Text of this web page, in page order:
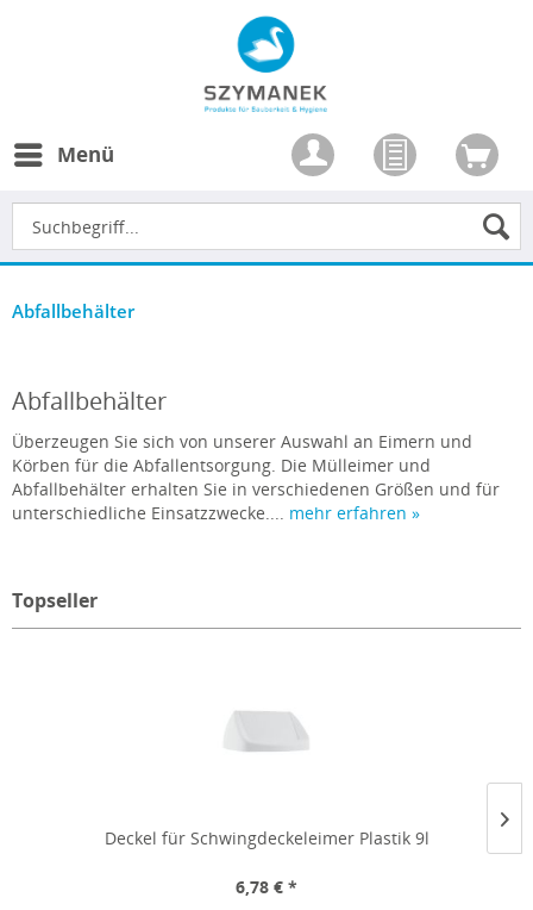
Menü
Abfallbehälter
Abfallbehälter
Überzeugen Sie sich von unserer Auswahl an Eimern und
Körben für die Abfallentsorgung. Die Mülleimer und
Abfallbehälter erhalten Sie in verschiedenen Größen und für
unterschiedliche Einsatzzwecke.... mehr erfahren »
Topseller
Deckel für Schwingdeckeleimer Plastik 9l
6,78 € *